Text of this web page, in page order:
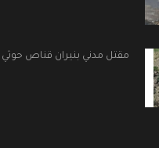
مقتل مدني بنيران قناص حوثي